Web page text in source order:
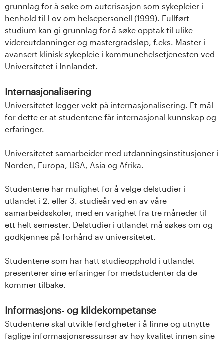
grunnlag for å søke om autorisasjon som sykepleier i
henhold til Lov om helsepersonell (1999). Fullført
studium kan gi grunnlag for å søke opptak til ulike
videreutdanninger og mastergradsløp, f.eks. Master i
avansert klinisk sykepleie i kommunehelsetjenesten ved
Universitetet i Innlandet.
Internasjonalisering
Universitetet legger vekt på internasjonalisering. Et mål
for dette er at studentene får internasjonal kunnskap og
erfaringer.
Universitetet samarbeider med utdanningsinstitusjoner i
Norden, Europa, USA, Asia og Afrika.
Studentene har mulighet for å velge delstudier i
utlandet i 2. eller 3. studieår ved en av våre
samarbeidsskoler, med en varighet fra tre måneder til
ett helt semester. Delstudier i utlandet må søkes om og
godkjennes på forhånd av universitetet.
Studentene som har hatt studieopphold i utlandet
presenterer sine erfaringer for medstudenter da de
kommer tilbake.
Informasjons- og kildekompetanse
Studentene skal utvikle ferdigheter i å finne og utnytte
faglige informasjonsressurser av høy kvalitet innen sine